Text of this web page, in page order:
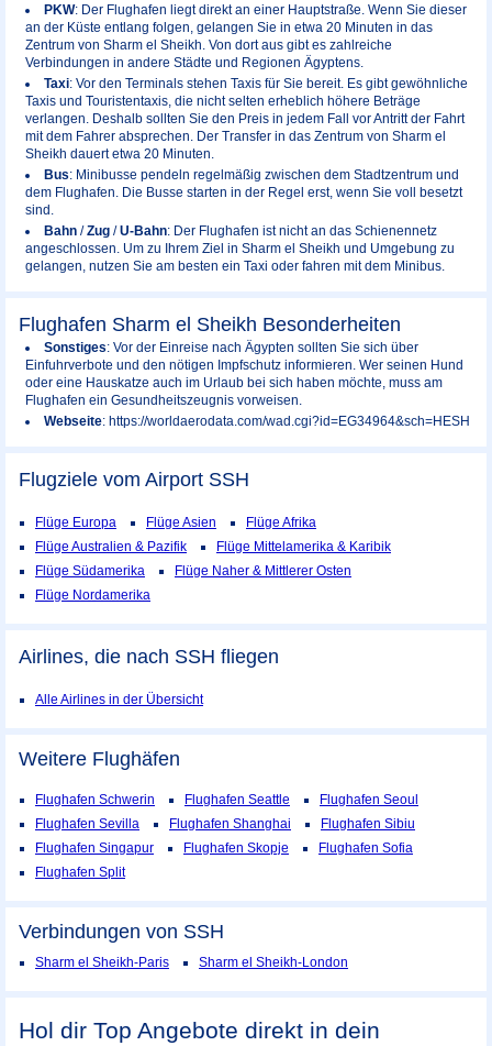
PKW: Der Flughafen liegt direkt an einer Hauptstraße. Wenn Sie dieser
an der Küste entlang folgen, gelangen Sie in etwa 20 Minuten in das
Zentrum von Sharm el Sheikh. Von dort aus gibt es zahlreiche
Verbindungen in andere Städte und Regionen Ägyptens.
Taxi: Vor den Terminals stehen Taxis für Sie bereit. Es gibt gewöhnliche
Taxis und Touristentaxis, die nicht selten erheblich höhere Beträge
verlangen. Deshalb sollten Sie den Preis in jedem Fall vor Antritt der Fahrt
mit dem Fahrer absprechen. Der Transfer in das Zentrum von Sharm el
Sheikh dauert etwa 20 Minuten.
Bus: Minibusse pendeln regelmäßig zwischen dem Stadtzentrum und
dem Flughafen. Die Busse starten in der Regel erst, wenn Sie voll besetzt
sind.
Bahn /Zug /U-Bahn: Der Flughafen ist nicht an das Schienennetz
angeschlossen. Um zu Ihrem Ziel in Sharm el Sheikh und Umgebung zu
gelangen, nutzen Sie am besten ein Taxi oder fahren mit dem Minibus.
Flughafen Sharm el Sheikh Besonderheiten
Sonstiges: Vor der Einreise nach Ägypten sollten Sie sich über
Einfuhrverbote und den nötigen Impfschutz informieren. Wer seinen Hund
oder eine Hauskatze auch im Urlaub bei sich haben möchte, muss am
Flughafen ein Gesundheitszeugnis vorweisen.
Webseite: https://worldaerodata.com/wad.cgi?id=EG34964&sch=HESH
Flugziele vom Airport SSH
Flüge Europa Flüge Asien
Flüge Afrika
Flüge Australien & Pazifik
Flüge Mittelamerika & Karibik
Flüge Südamerika
Flüge Naher & Mittlerer Osten
Flüge Nordamerika
Airlines, die nach SSH fliegen
Alle Airlines in der Übersicht
Weitere Flughäfen
Flughafen Schwerin Flughafen Seattle
Flughafen Seoul
Flughafen Sevilla
Flughafen Shanghai
Flughafen Sibiu
Flughafen Singapur
Flughafen Skopje
Flughafen Sofia
Flughafen Split
Verbindungen von SSH
Sharm el Sheikh-Paris Sharm el Sheikh-London
Hol dir Top Angebote direkt in dein